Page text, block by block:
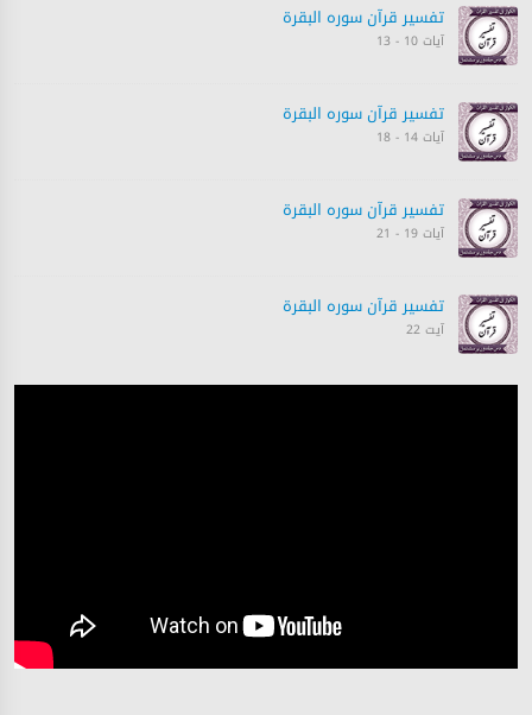
تفسیر قرآن سورہ ‎البقرة
آیات 10 - 13
تفسیر قرآن سورہ ‎البقرة
آیات 14 - 18
تفسیر قرآن سورہ ‎البقرة
آیات 19 - 21
تفسیر قرآن سورہ ‎البقرة
آیت 22